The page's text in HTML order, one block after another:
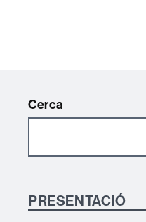
Cerca
PRESENTACIÓ